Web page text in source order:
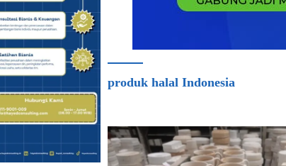
produk halal Indonesia